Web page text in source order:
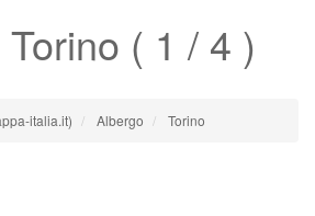
Torino ( 1 / 4 )
italia.it) Albergo Torino